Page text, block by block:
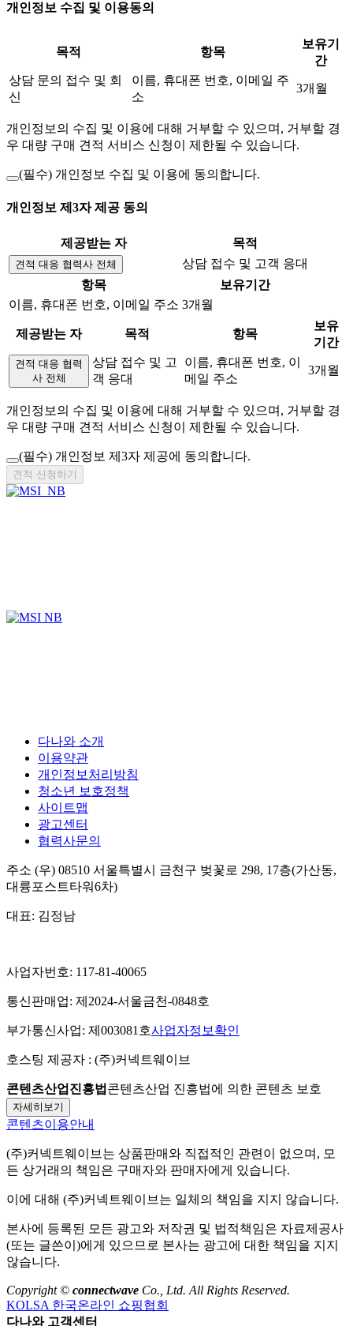
개인정보 수집 및 이용동의
목적 항목
보유기
간
상담 문의 접수 및 회
신
이름, 휴대폰 번호, 이메일 주
소
3개월
개인정보의 수집 및 이용에 대해 거부할 수 있으며, 거부할 경
우 대량 구매 견적 서비스 신청이 제한될 수 있습니다.
(필수) 개인정보 수집 및 이용에 동의합니다.
개인정보 제3자 제공 동의
제공받는 자 목적
견적 대응 협력사 전체
상담 접수 및 고객 응대
항목
보유기간
이름, 휴대폰 번호, 이메일 주소 3개월
제공받는 자 목적 항목
보유
기간
견적 대응 협력
사 전체
상담 접수 및 고
객 응대
이름, 휴대폰 번호, 이
메일 주소
3개월
개인정보의 수집 및 이용에 대해 거부할 수 있으며, 거부할 경
우 대량 구매 견적 서비스 신청이 제한될 수 있습니다.
(필수) 개인정보 제3자 제공에 동의합니다.
견적 신청하기
다나와 소개
이용약관
개인정보처리방침
청소년 보호정책
사이트맵
광고센터
협력사문의
주소 (우) 08510 서울특별시 금천구 벚꽃로 298, 17층(가산동,
대륭포스트타워6차)
대표: 김정남
사업자번호: 117-81-40065
통신판매업: 제2024-서울금천-0848호
부가통신사업: 제003081호사업자정보확인
호스팅 제공자 : (주)커넥트웨이브
콘텐츠산업진흥법 콘텐츠산업 진흥법에 의한 콘텐츠 보호
자세히보기
콘텐츠이용안내
(주)커넥트웨이브 는 상품판매와 직접적인 관련이 없으며, 모
든 상거래의 책임은 구매자와 판매자에게 있습니다.
이에 대해 (주)커넥트웨이브 는 일체의 책임을 지지 않습니다.
본사에 등록된 모든 광고와 저작권 및 법적책임은 자료제공사
(또는 글쓴이)에게 있으므로 본사는 광고에 대한 책임을 지지
않습니다.
Copyright © connectwave Co., Ltd. All Rights Reserved.
KOLSA 한국온라인 쇼핑협회
다나와 고객센터